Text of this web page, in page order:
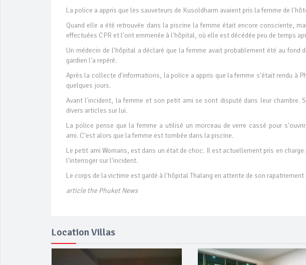
La police a appris que les sauveteurs de Kusoldharm avaient pris la femme de
Quand elle a été retrouvée dans la piscine la femme était encore consciente,
effectuées CPR et l'ont emmenée à l'hôpital, où elle est décédée peu de temps
Un médecin de l'hôpital a déclaré que la femme avait probablement été au fond
gardien l'a repéré.
Après la collecte d'informations, la police a appris que la femme s'était rendu à
quelques jours.
Avant l'incident, la femme et son petit ami se sont disputé dans leur
divers articles sur lui.
La police pense que la femme a utilisé un morceau de verre cassé pour
ami. C'est alors que la femme est tombée dans la piscine.
Le petit ami Womans, est dans un état de choc. Il est actuellement pris en
l'interroger sur l'incident.
Le corps de la victime est gardé à l'hôpital Thalang en attente de son rapatriement
article the Phuket News
Location Villas